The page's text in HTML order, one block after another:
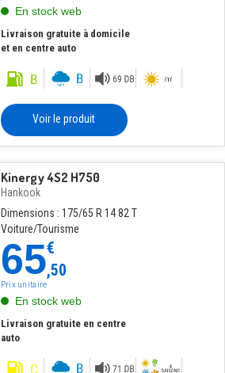
En stock web
Livraison gratuite à domicile
et en centre auto
Voir le produit
Kinergy 4S2 H750
Hankook
Dimensions : 175/65 R 14 82 T
Voiture/Tourisme
65€
,50
Prix unitaire
En stock web
Livraison gratuite en centre
auto